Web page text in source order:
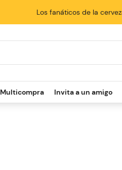
Los fanáticos de la
Multicompra Invita a un amigo